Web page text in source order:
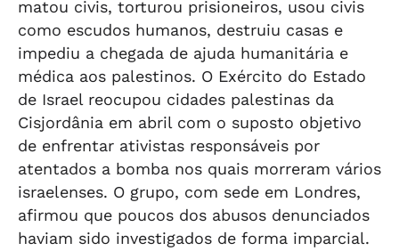
matou civis, torturou prisioneiros, usou civis
como escudos humanos, destruiu casas e
impediu a chegada de ajuda humanitária e
médica aos palestinos. O Exército do Estado
de Israel reocupou cidades palestinas da
Cisjordânia em abril com o suposto objetivo
de enfrentar ativistas responsáveis por
atentados a bomba nos quais morreram vários
israelenses. O grupo, com sede em Londres,
afirmou que poucos dos abusos denunciados
haviam sido investigados de forma imparcial.